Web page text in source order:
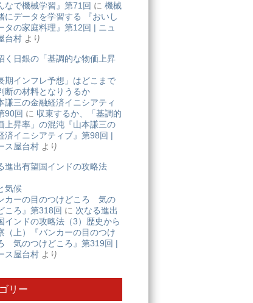
なで機械学習』第71回 に 機械
にデータを学習する 『おいし
タの家庭料理』第12回 | ニュ
台村 より
く日銀の「基調的な物価上昇
期インフレ予想」はどこまで
断の材料となりうるか
謙三の金融経済イニシアティ
90回 に 収束するか、「基調的
上昇率」の混沌『山本謙三の
済イニシアティブ』第98回 |
ス屋台村 より
進出有望国インドの攻略法
気候
カーの目のつけどころ 気の
ころ』第318回 に 次なる進出
インドの攻略法（3）歴史から
（上）『バンカーの目のつけ
気のつけどころ』第319回 |
ス屋台村 より
リー